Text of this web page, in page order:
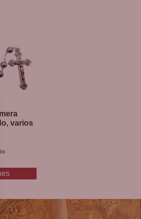
San Benito y el
este rosario se
varios